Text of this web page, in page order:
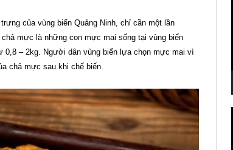
của vùng biển Quảng Ninh, chỉ cần một lần
mực là những con mực mai sống tại vùng biển
– 2kg. Người dân vùng biển lựa chọn mực mai vì
chả mực sau khi chế biến.